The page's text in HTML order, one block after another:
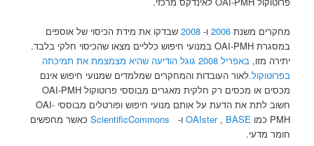
מחקרים משנת2006 ו-2008 שבדקו את מידת הכיסוי של אוספים
במסגרת OAI-PMH במנועי חיפוש כלליים מצאו שהכיסוי חלקי בלבד.
יתירה מזו,
באפריל 2008 גוגל הודיעה שהיא מצמצמת את תמיכתה
בפרוטוקול.לאור העובדות והמחקרים שמלמדים שמנועי חיפוש אינם
מכסים או מכסים רק חלקית מאגרים מבוססי פרוטוקול OAI-PMH
חשוב לתת את הדעת על אותם מנועי חיפוש ופורטלים מבוססי OAI-
PMH כמו
OAIster, BASE ו- ScientificCommons כאשר מחפשים
חומר מדעי.